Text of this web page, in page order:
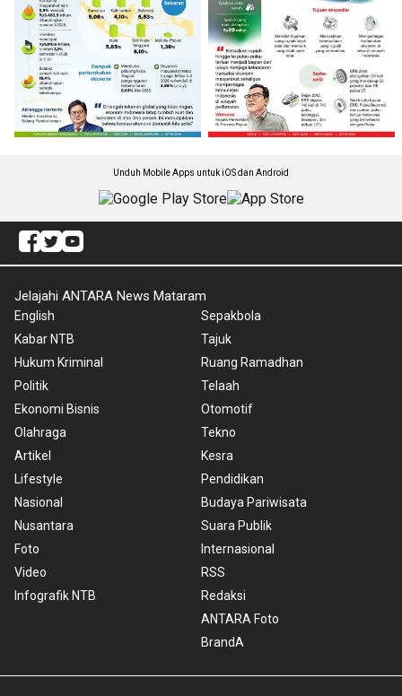
Unduh Mobile Apps untuk iOS dan Android
Jelajahi ANTARA News Mataram
English
Kabar NTB
Hukum Kriminal
Politik
Ekonomi Bisnis
Olahraga
Artikel
Lifestyle
Nasional
Nusantara
Foto
Video
Infografik NTB
Sepakbola
Tajuk
Ruang Ramadhan
Telaah
Otomotif
Tekno
Kesra
Pendidikan
Budaya Pariwisata
Suara Publik
Internasional
RSS
Redaksi
ANTARA Foto
BrandA